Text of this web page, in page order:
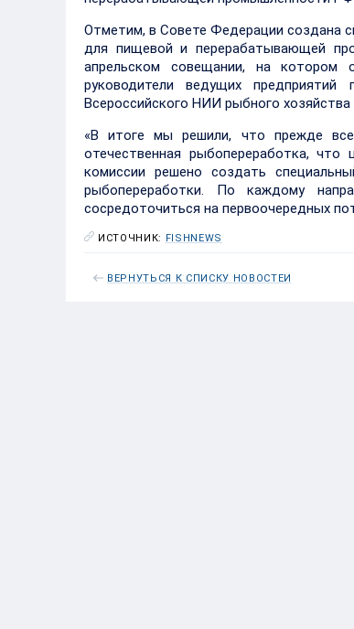
Отметим, в Совете Федерации создана
для пищевой и перерабатывающей
апрельском совещании, на котором
руководители ведущих
Всероссийского НИИ рыбного хозяйства
«В итоге мы решили, что прежде
отечественная рыбопереработка,
комиссии решено создать
рыбопереработки. По каждому
сосредоточиться на первоочередных
ИСТОЧНИК: FISHNEWS
ВЕРНУТЬСЯ К СПИСКУ НОВОСТЕЙ